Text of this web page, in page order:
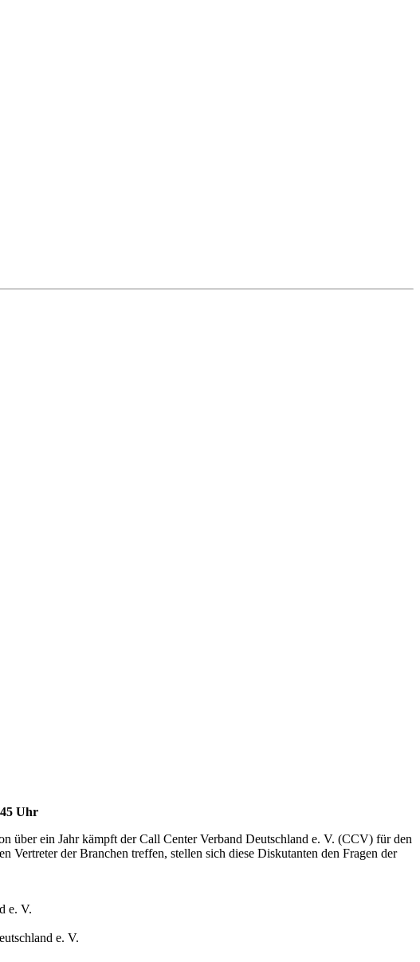
Uhr
über ein Jahr kämpft der Call Center Verband Deutschland e. V. (CCV) für den
Vertreter der Branchen treffen, stellen sich diese Diskutanten den Fragen der
e. V.
e. V.